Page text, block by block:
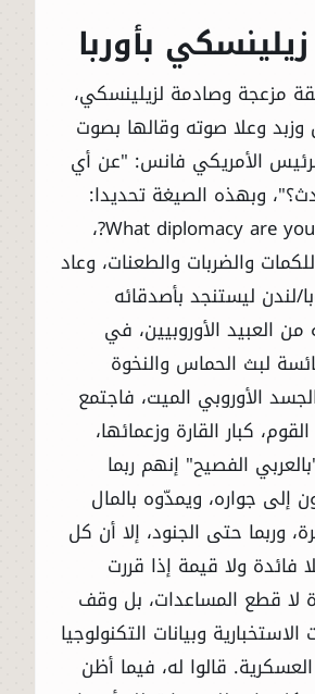
بأوربا
مزعجة وصادمة لزيلينسكي،
وعلا صوته وقالها بصوت
الأمريكي فانس: "عن أي
وبهذه الصيغة تحديدا:
What diplomacy are you talking about?،
والضربات والطعنات، وعاد
لندن ليستنجد بأصدقائه
من العبيد الأوروبيين، في
لبث الحماس والنخوة
الأوروبي الميت، فاجتمع
كبار القارة وزعمائها،
الفصيح" إنهم ربما
إلى جواره، ويمدّوه بالمال
وربما حتى الجنود، إلا أن كل
فائدة ولا قيمة إذا قررت
لا قطع المساعدات، بل وقف
وبيانات التكنولوجيا
العسكرية. قالوا له، فيما أظن